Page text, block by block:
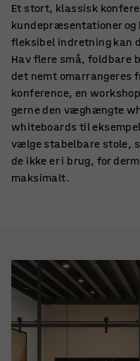
Et stort, klassisk
kundepræsentationer og
fleksibel indretning kan
Hav flere små, foldbare
det nemt omarrangeres
konference, en
gerne den væghængte
whiteboards til
vælge stabelbare stole,
de ikke er i brug, for
maksimalt.